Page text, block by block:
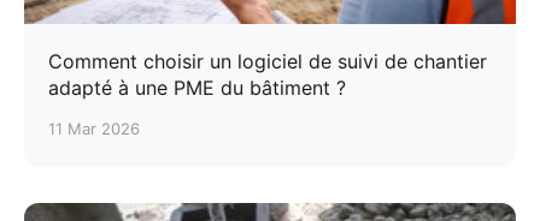
Comment choisir un logiciel de suivi de chantier
adapté à une PME du bâtiment ?
11 Mar 2026